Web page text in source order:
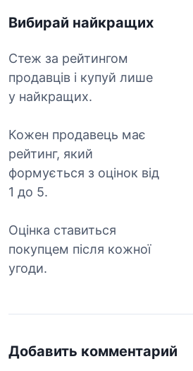
Вибирай найкращих
Стеж за рейтингом
продавців і купуй лише
у найкращих.
Кожен продавець має
рейтинг, який
формується з оцінок від
1 до 5.
Оцінка ставиться
покупцем після кожної
угоди.
Добавить комментарий